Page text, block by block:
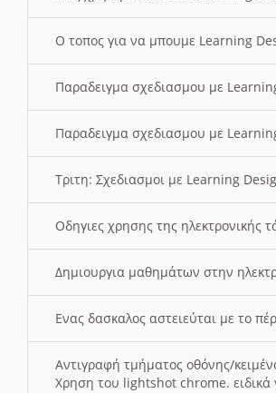
O τοπος για να μπουμε Learning
Παραδειγμα σχεδιασμου με
Παραδειγμα σχεδιασμου με
Τριτη: Σχεδιασμοι με Learning
Οδηγιες χρησης της ηλεκτρονικής
Δημιουργια μαθημάτων στην
Ενας δασκαλος αστειεύται με το
Αντιγραφή τμήματος οθόνης/
Χρηση του lightshot chrome. ειδικά